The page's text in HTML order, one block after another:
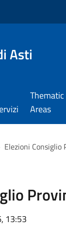
Asti
Thematic
Areas
Elezioni
13:53